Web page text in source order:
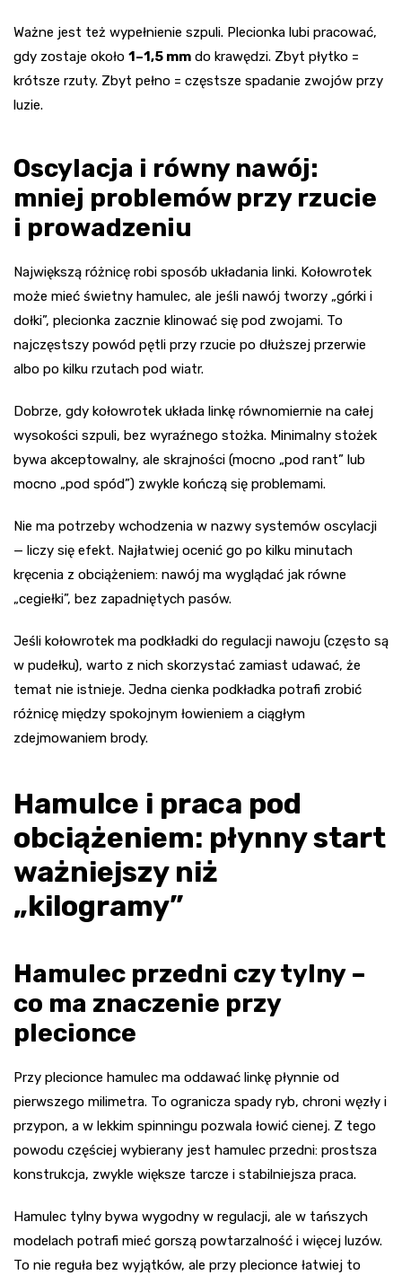
Ważne jest też wypełnienie szpuli. Plecionka lubi pracować,
gdy zostaje około 1–1,5 mm do krawędzi. Zbyt płytko =
krótsze rzuty. Zbyt pełno = częstsze spadanie zwojów przy
luzie.
Oscylacja i równy nawój:
mniej problemów przy rzucie
i prowadzeniu
Największą różnicę robi sposób układania linki. Kołowrotek
może mieć świetny hamulec, ale jeśli nawój tworzy „górki i
dołki”, plecionka zacznie klinować się pod zwojami. To
najczęstszy powód pętli przy rzucie po dłuższej przerwie
albo po kilku rzutach pod wiatr.
Dobrze, gdy kołowrotek układa linkę równomiernie na całej
wysokości szpuli, bez wyraźnego stożka. Minimalny stożek
bywa akceptowalny, ale skrajności (mocno „pod rant” lub
mocno „pod spód”) zwykle kończą się problemami.
Nie ma potrzeby wchodzenia w nazwy systemów oscylacji
— liczy się efekt. Najłatwiej ocenić go po kilku minutach
kręcenia z obciążeniem: nawój ma wyglądać jak równe
„cegiełki”, bez zapadniętych pasów.
Jeśli kołowrotek ma podkładki do regulacji nawoju (często są
w pudełku), warto z nich skorzystać zamiast udawać, że
temat nie istnieje. Jedna cienka podkładka potrafi zrobić
różnicę między spokojnym łowieniem a ciągłym
zdejmowaniem brody.
Hamulce i praca pod
obciążeniem: płynny start
ważniejszy niż
„kilogramy”
Hamulec przedni czy tylny –
co ma znaczenie przy
plecionce
Przy plecionce hamulec ma oddawać linkę płynnie od
pierwszego milimetra. To ogranicza spady ryb, chroni węzły i
przypon, a w lekkim spinningu pozwala łowić cienej. Z tego
powodu częściej wybierany jest hamulec przedni: prostsza
konstrukcja, zwykle większe tarcze i stabilniejsza praca.
Hamulec tylny bywa wygodny w regulacji, ale w tańszych
modelach potrafi mieć gorszą powtarzalność i więcej luzów.
To nie reguła bez wyjątków, ale przy plecionce łatwiej to